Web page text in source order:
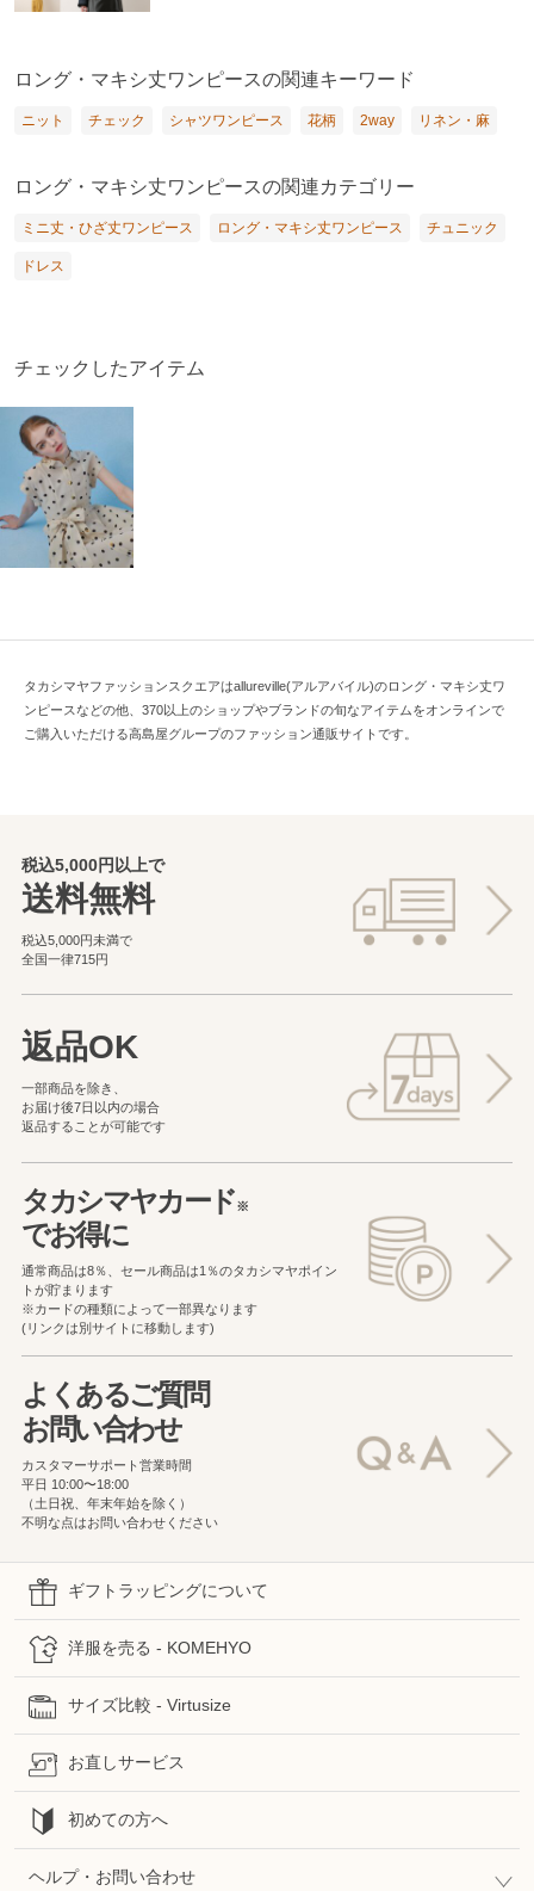
ロング・マキシ丈ワンピースの関連キーワード
ニット チェック シャツワンピース 花柄 2way リネン・麻
ロング・マキシ丈ワンピースの関連カテゴリー
ミニ丈・ひざ丈ワンピース ロング・マキシ丈ワンピース チュニック
ドレス
チェックしたアイテム
タカシマヤファッションスクエアはallureville(アルアバイル)のロング・マキシ丈ワ
ンピースなどの他、370以上のショップやブランドの旬なアイテムをオンラインで
ご購入いただける高島屋グループのファッション通販サイトです。
税込5,000円以上で
送料無料
税込5,000円未満で
全国一律715円
返品OK
一部商品を除き、
お届け後7日以内の場合
返品することが可能です
タカシマヤカード※
でお得に
通常商品は8％、セール商品は1％のタカシマヤポイン
トが貯まります
※カードの種類によって一部異なります
(リンクは別サイトに移動します)
よくあるご質問
お問い合わせ
カスタマーサポート営業時間
平日 10:00〜18:00
（土日祝、年末年始を除く）
不明な点はお問い合わせください
ギフトラッピングについて
洋服を売る - KOMEHYO
サイズ比較 - Virtusize
お直しサービス
初めての方へ
ヘルプ・お問い合わせ